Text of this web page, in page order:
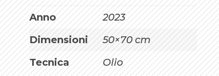
Anno
2023
Dimensioni
50×70 cm
Tecnica
Olio